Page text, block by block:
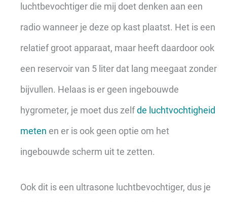
luchtbevochtiger die mij doet denken aan een
radio wanneer je deze op kast plaatst. Het is een
relatief groot apparaat, maar heeft daardoor ook
een reservoir van 5 liter dat lang meegaat zonder
bijvullen. Helaas is er geen ingebouwde
hygrometer, je moet dus zelfde luchtvochtigheid
meten en er is ook geen optie om het
ingebouwde scherm uit te zetten.
Ook dit is een ultrasone luchtbevochtiger, dus je